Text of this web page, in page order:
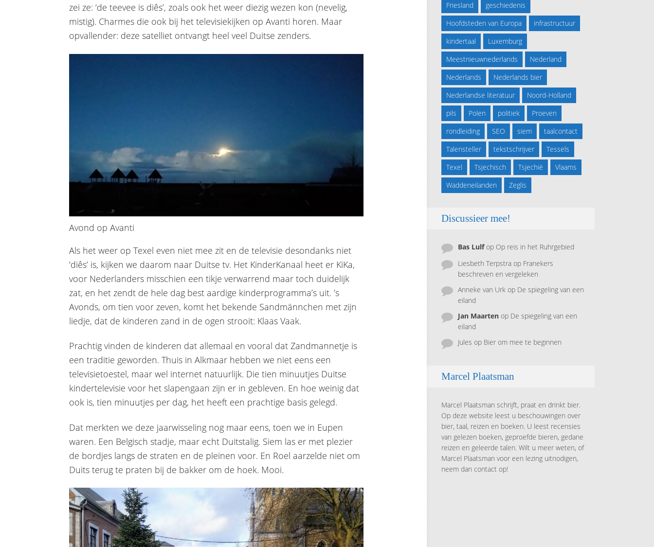
zei ze: ‘de teevee is diês’, zoals ook het weer diezig wezen kon (nevelig,
mistig). Charmes die ook bij het televisiekijken op Avanti horen. Maar
opvallender: deze satelliet ontvangt heel veel Duitse zenders.
Avond op Avanti
Als het weer op Texel even niet mee zit en de televisie desondanks niet
‘diês’ is, kijken we daarom naar Duitse tv. Het KinderKanaal heet er KiKa,
voor Nederlanders misschien een tikje verwarrend maar toch duidelijk
zat, en het zendt de hele dag best aardige kinderprogramma’s uit. ’s
Avonds, om tien voor zeven, komt het bekende Sandmännchen met zijn
liedje, dat de kinderen zand in de ogen strooit: Klaas Vaak.
Prachtig vinden de kinderen dat allemaal en vooral dat Zandmannetje is
een traditie geworden. Thuis in Alkmaar hebben we niet eens een
televisietoestel, maar wel internet natuurlijk. Die tien minuutjes Duitse
kindertelevisie voor het slapengaan zijn er in gebleven. En hoe weinig dat
ook is, tien minuutjes per dag, het heeft een prachtige basis gelegd.
Dat merkten we deze jaarwisseling nog maar eens, toen we in Eupen
waren. Een Belgisch stadje, maar echt Duitstalig. Siem las er met plezier
de bordjes langs de straten en de pleinen voor. En Roel aarzelde niet om
Duits terug te praten bij de bakker om de hoek. Mooi.
Friesland
geschiedenis
Hoofdsteden van Europa
infrastructuur
kindertaal
Luxemburg
Meestnieuwnederlands
Nederland
Nederlands
Nederlands bier
Nederlandse literatuur
Noord-Holland
pils
Polen politiek
Proeven
rondleiding
SEO siem
taalcontact
Talensteller
tekstschrijver
Tessels
Texel
Tsjechisch Tsjechië
Vlaams
Waddeneilanden
Zeglis
Discussieer mee!
Bas Lulfop Op reis in het Ruhrgebied
Liesbeth Terpstra op Franekers
beschreven en vergeleken
Anneke van Urk op De spiegeling van een
eiland
Jan Maarten op De spiegeling van een
eiland
Jules op Bier om mee te beginnen
Marcel Plaatsman
Marcel Plaatsman schrijft, praat en drinkt bier.
Op deze website leest u beschouwingen over
bier, taal, reizen en boeken. U leest recensies
van gelezen boeken, geproefde bieren, gedane
reizen en geleerde talen. Wilt u meer weten, of
Marcel Plaatsman voor een lezing uitnodigen,
neem dan contact op!